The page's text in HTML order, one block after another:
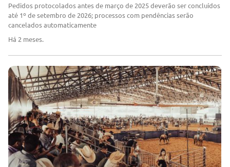
Pedidos protocolados antes de março de 2025 deverão ser concluídos
até 1º de setembro de 2026; processos com pendências serão
cancelados automaticamente
Há 2 meses.